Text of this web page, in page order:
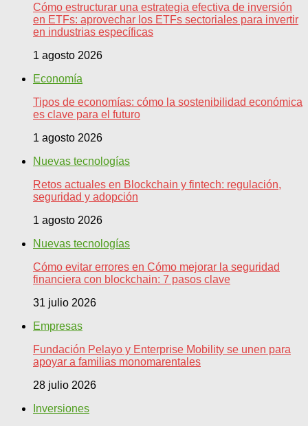
Cómo estructurar una estrategia efectiva de inversión
en ETFs: aprovechar los ETFs sectoriales para invertir
en industrias específicas
1 agosto 2026
Economía
Tipos de economías: cómo la sostenibilidad económica
es clave para el futuro
1 agosto 2026
Nuevas tecnologías
Retos actuales en Blockchain y fintech: regulación,
seguridad y adopción
1 agosto 2026
Nuevas tecnologías
Cómo evitar errores en Cómo mejorar la seguridad
financiera con blockchain: 7 pasos clave
31 julio 2026
Empresas
Fundación Pelayo y Enterprise Mobility se unen para
apoyar a familias monomarentales
28 julio 2026
Inversiones